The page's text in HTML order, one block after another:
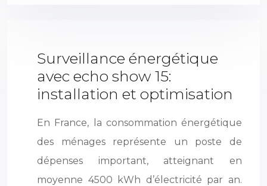
Surveillance énergétique
avec echo show 15:
installation et optimisation
En France, la consommation énergétique
des ménages représente un poste de
dépenses important, atteignant en
moyenne 4500 kWh d’électricité par an.